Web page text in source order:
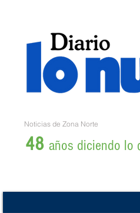
Noticias de Zona Norte
48 años diciendo lo